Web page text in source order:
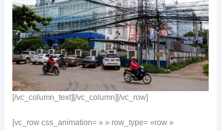
[/vc_column_text][/vc_column][/vc_row]
[vc_row css_animation= » » row_type= »row »